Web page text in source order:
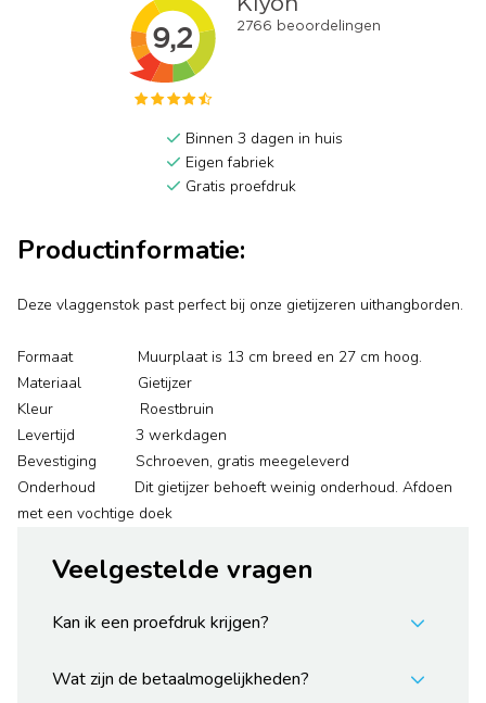
Binnen 3 dagen in huis
Eigen fabriek
Gratis proefdruk
Productinformatie:
Deze vlaggenstok past perfect bij onze gietijzeren uithangborden.
Formaat Muurplaat is 13 cm breed en 27 cm hoog.
Materiaal Gietijzer
Kleur Roestbruin
Levertijd 3 werkdagen
Bevestiging Schroeven, gratis meegeleverd
Onderhoud Dit gietijzer behoeft weinig onderhoud. Afdoen
met een vochtige doek
Veelgestelde vragen
Kan ik een proefdruk krijgen?
Wat zijn de betaalmogelijkheden?